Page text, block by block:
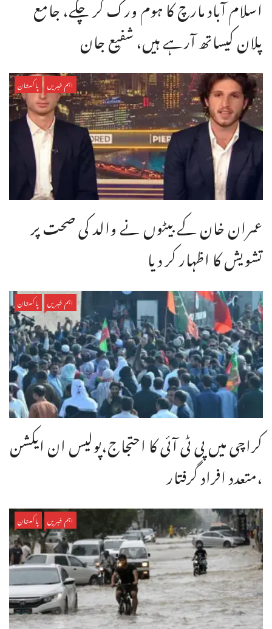
پلان کیساتھ آرہے ہیں، شفیع جان
اہم خبریں پاکستان
عمران خان کے بیٹوں نے والد کی صحت پر
تشویش کا اظہار کر دیا
اہم خبریں پاکستان
کراچی میں پی ٹی آئی کا احتجاج،پولیس ان ایکشن
،متعدد افراد گرفتار
اہم خبریں پاکستان